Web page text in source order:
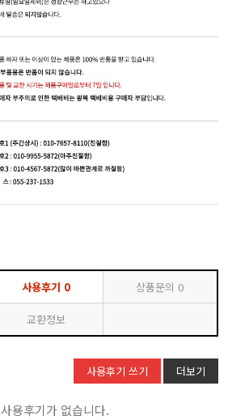
사용후기 0 상품문의 0
교환정보
사용후기 쓰기 더보기
사용후기가 없습니다.